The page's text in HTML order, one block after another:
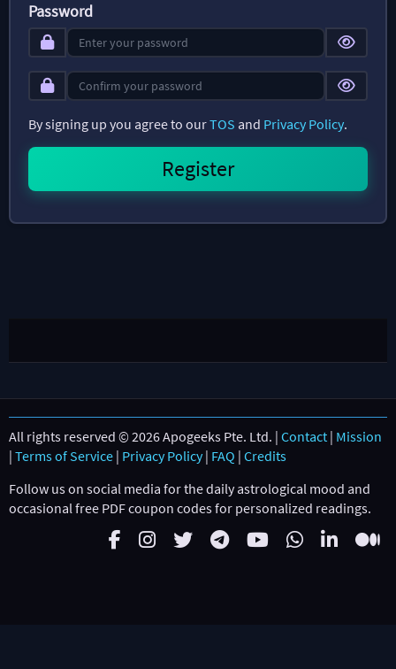
Password
By signing up you agree to ourTOS and Privacy Policy.
All rights reserved © 2026 Apogeeks Pte. Ltd. | Contact | Mission
| Terms of Service | Privacy Policy| FAQ | Credits
Follow us on social media for the daily astrological mood and
occasional free PDF coupon codes for personalized readings.